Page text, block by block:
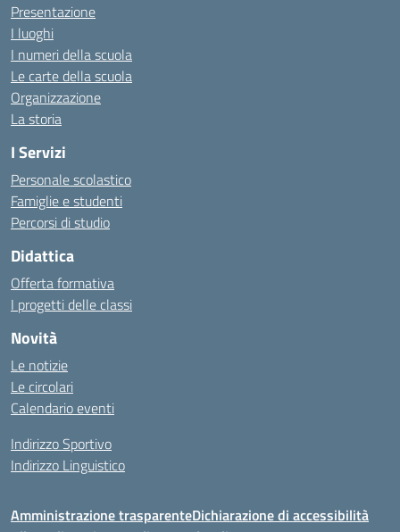
Presentazione
I luoghi
I numeri della scuola
Le carte della scuola
Organizzazione
La storia
I Servizi
Personale scolastico
Famiglie e studenti
Percorsi di studio
Didattica
Offerta formativa
I progetti delle classi
Novità
Le notizie
Le circolari
Calendario eventi
Indirizzo Sportivo
Indirizzo Linguistico
Amministrazione trasparenteDichiarazione di accessibilità